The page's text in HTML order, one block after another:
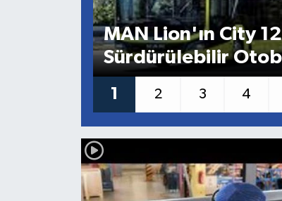
MAN Lion'ın City 12
Sürdürülebilir
1 2 3 4